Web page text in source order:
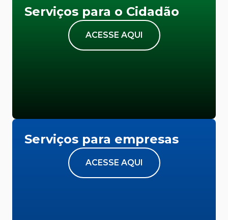
Serviços para o Cidadão
ACESSE AQUI
Serviços para empresas
ACESSE AQUI